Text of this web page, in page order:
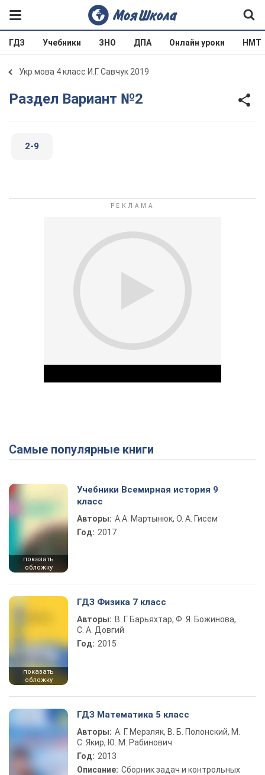
ГДЗ Учебники ЗНО ДПА Онлайн уроки НМТ
Укр мова 4 класс И.Г. Савчук 2019
Раздел Вариант №2
2-9
Play Video
Самые популярные книги
показать
обложку
Учебники Всемирная история 9
класс
Авторы: А.А. Мартынюк, О. А. Гисем
Год: 2017
показать
обложку
ГДЗ Физика 7 класс
Авторы: В. Г. Барьяхтар, Ф. Я. Божинова,
С. А. Довгий
Год: 2015
ГДЗ Математика 5 класс
Авторы: А. Г. Мерзляк, В. Б. Полонский, М.
С. Якир, Ю. М. Рабинович
Год: 2013
Описание: Сборник задач и контрольных